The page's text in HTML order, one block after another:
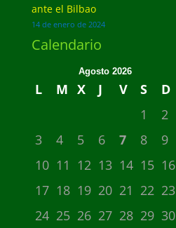
ante el Bilbao
14 de enero de 2024
Calendario
Agosto 2026
L M X J V S
D
1
2
3
4 5 6 7 8
9
10 11 12 13 14 15 16
17 18 19 20 21 22 23
24 25 26 27 28 29 30